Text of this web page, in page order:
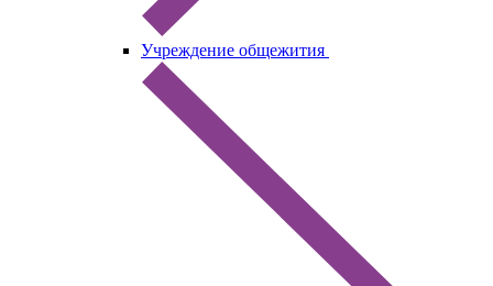
Учреждение общежития